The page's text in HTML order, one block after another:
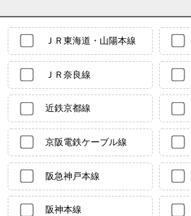
ＪＲ東海道・山陽本線
ＪＲ奈良線
近鉄京都線
京阪電鉄ケーブル線
阪急神戸本線
阪神本線